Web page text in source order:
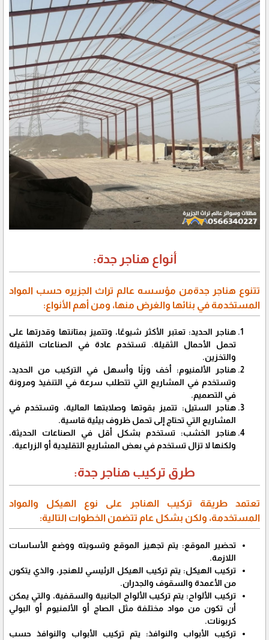
أنواع هناجر جدة:
تتنوع هناجر جدةمن مؤسسه عالم تراث الجزيره حسب المواد
المستخدمة في بنائها والغرض منها، ومن أهم الأنواع:
هناجر الحديد: تعتبر الأكثر شيوعًا، وتتميز بمتانتها وقدرتها على
تحمل الأحمال الثقيلة. تستخدم عادة في الصناعات الثقيلة
والتخزين.
هناجر الألمنيوم: أخف وزنًا وأسهل في التركيب من الحديد،
وتستخدم في المشاريع التي تتطلب سرعة في التنفيذ ومرونة
في التصميم.
هناجر الستيل: تتميز بقوتها وصلابتها العالية، وتستخدم في
المشاريع التي تحتاج إلى تحمل ظروف بيئية قاسية.
هناجر الخشب: تستخدم بشكل أقل في الصناعات الحديثة،
ولكنها لا تزال تستخدم في بعض المشاريع التقليدية أو الزراعية.
طرق تركيب هناجر جدة:
تعتمد طريقة تركيب الهناجر على نوع الهيكل والمواد
المستخدمة، ولكن بشكل عام تتضمن الخطوات التالية:
تحضير الموقع: يتم تجهيز الموقع وتسويته ووضع الأساسات
اللازمة.
تركيب الهيكل: يتم تركيب الهيكل الرئيسي للهنجر، والذي يتكون
من الأعمدة والسقوف والجدران.
تركيب الألواح: يتم تركيب الألواح الجانبية والسقفية، والتي يمكن
أن تكون من مواد مختلفة مثل الصاج أو الألمنيوم أو البولي
كربونات.
تركيب الأبواب والنوافذ: يتم تركيب الأبواب والنوافذ حسب